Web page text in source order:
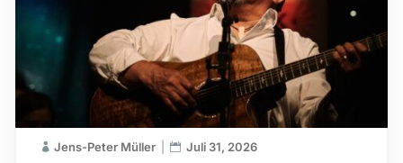
Jens-Peter Müller Juli 31, 2026